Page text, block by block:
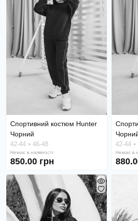
Спортивний костюм Hunter
Чорний
42-44 46-48
Немає в наявності
850.00 грн
42-44
Немає в